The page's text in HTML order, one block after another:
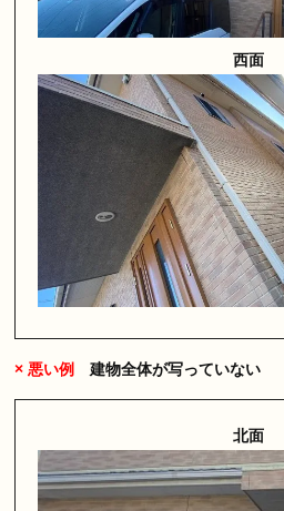
西面
× 悪い例 建物全体が写っていない
北面